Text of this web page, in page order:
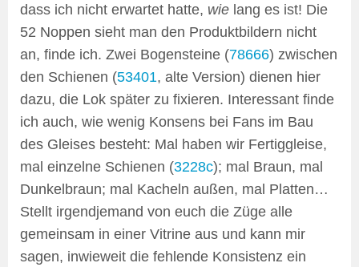
dass ich nicht erwartet hatte, wie lang es ist! Die
52 Noppen sieht man den Produktbildern nicht
an, finde ich. Zwei Bogensteine (78666) zwischen
den Schienen (53401, alte Version) dienen hier
dazu, die Lok später zu fixieren. Interessant finde
ich auch, wie wenig Konsens bei Fans im Bau
des Gleises besteht: Mal haben wir Fertiggleise,
mal einzelne Schienen (3228c); mal Braun, mal
Dunkelbraun; mal Kacheln außen, mal Platten…
Stellt irgendjemand von euch die Züge alle
gemeinsam in einer Vitrine aus und kann mir
sagen, inwieweit die fehlende Konsistenz ein